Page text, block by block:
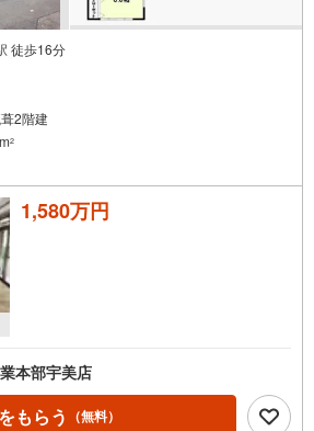
徒歩16分
2階建
2
1,580万円
本部宇美店
もらう （無料）